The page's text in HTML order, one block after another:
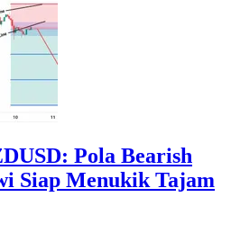
Pola Bearish
Siap Menukik Tajam